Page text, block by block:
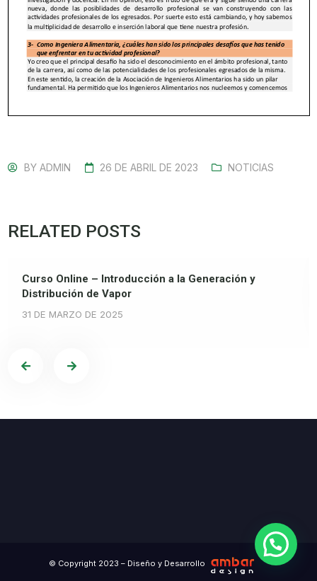
BYADMIN 26 DE ABRIL DE 2023 NOTICIAS
RELATED POSTS
Curso Online – Introducción a la Generación y
Distribución de Vapor
31 DE MARZO DE 2025
© Copyright 2023 – Diseño y Desarrollo